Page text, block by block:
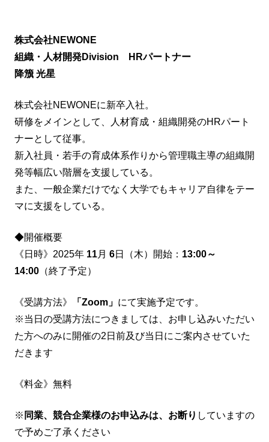
株式会社NEWONE
組織・人材開発Division HRパートナー
降籏 光星
株式会社NEWONEに新卒入社。
研修をメインとして、人材育成・組織開発のHRパート
ナーとして従事。
新入社員・若手の育成体系作りから管理職主導の組織開
発等幅広い階層を支援している。
また、一般企業だけでなく大学でもキャリア自律をテー
マに支援をしている。
◆開催概要
《日時》2025年 11月 6日（木）開始： 13:00～
14:00 （終了予定）
《受講方法》 「Zoom」 にて実施予定です。
※当日の受講方法につきましては、お申し込みいただい
た方へのみに開催の2日前及び当日にご案内させていた
だきます
《料金》無料
※ 同業、競合企業様のお申込みは、お断り していますの
で予めご了承ください